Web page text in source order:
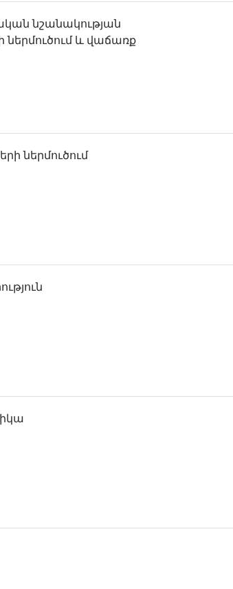
նշանակության
ներմուծում և վաճառք
ներմուծում